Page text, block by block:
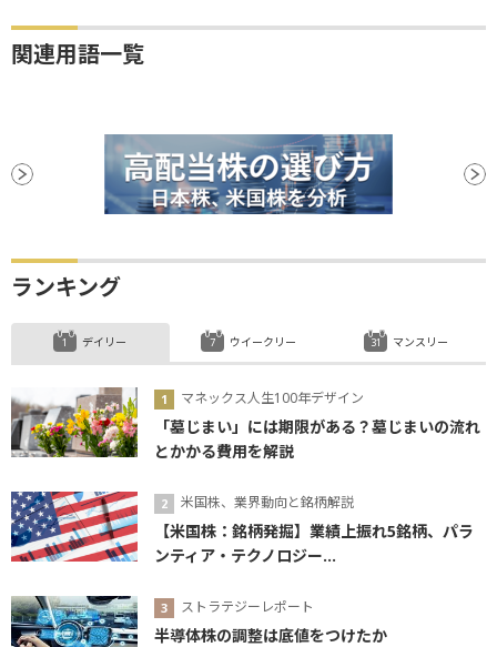
関連用語一覧
ランキング
デイリー
マネックス人生100年デザイン
「墓じまい」には期限がある？墓じまいの流れ
とかかる費用を解説
米国株、業界動向と銘柄解説
【米国株：銘柄発掘】業績上振れ5銘柄、パラ
ンティア・テクノロジー...
ストラテジーレポート
半導体株の調整は底値をつけたか
ウイークリー マンスリー